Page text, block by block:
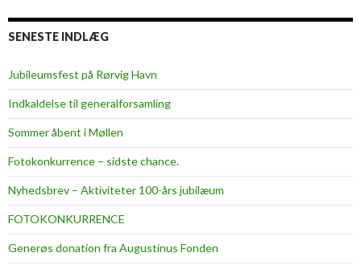
SENESTE INDLÆG
Jubileumsfest på Rørvig Havn
Indkaldelse til generalforsamling
Sommer åbent i Møllen
Fotokonkurrence – sidste chance.
Nyhedsbrev – Aktiviteter 100-års jubilæum
FOTOKONKURRENCE
Generøs donation fra Augustinus Fonden